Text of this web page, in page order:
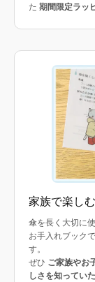
た 期間限定ラッ
家族で楽し
傘を長く大切に
お手入れブック
す。
ぜひ ご家族やお
しさを知ってい